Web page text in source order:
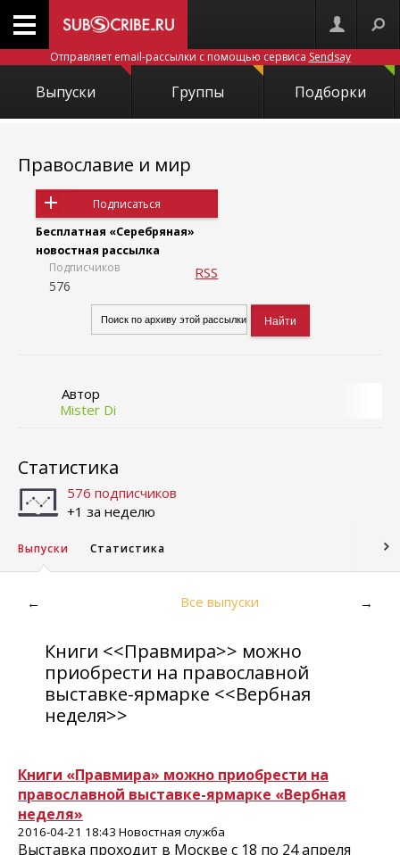
Отправляет email-рассылки с помощью сервиса Sendsay
Выпуски Группы Подборки
Православие и мир
Подписаться
Бесплатная «Серебряная»
новостная рассылка
Подписчиков
576
RSS
Автор
Mister Di
Статистика
576 подписчиков
+1 за неделю
Выпуски Статистика
← Все выпуски →
Книги <<Правмира>> можно
приобрести на православной
выставке-ярмарке <<Вербная
неделя>>
Книги «Правмира» можно приобрести на
православной выставке-ярмарке «Вербная
неделя»
2016-04-21 18:43 Новостная служба
Выставка проходит в Москве с 18 по 24 апреля